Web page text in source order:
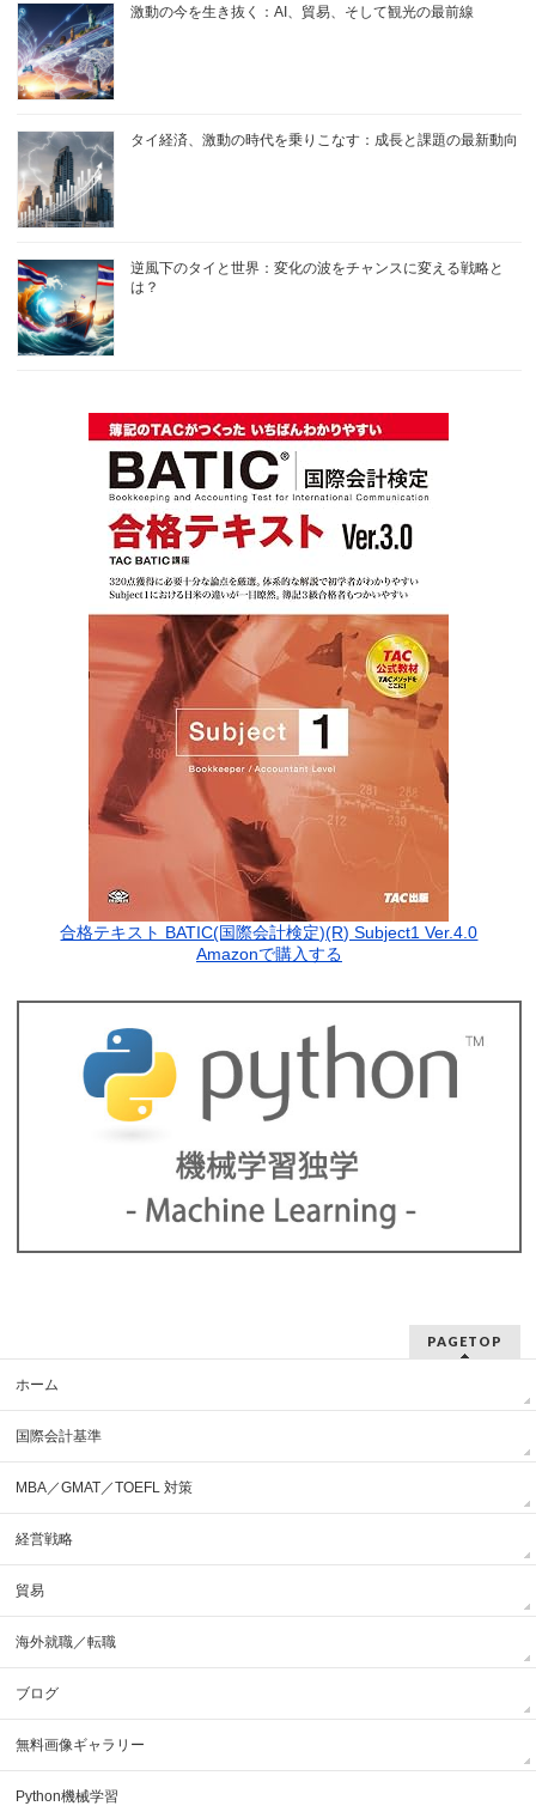
激動の今を生き抜く：AI、貿易、そして観光の最前線
タイ経済、激動の時代を乗りこなす：成長と課題の最新動向
逆風下のタイと世界：変化の波をチャンスに変える戦略と
は？
合格テキスト BATIC(国際会計検定)(R) Subject1 Ver.4.0
Amazonで購入する
PAGETOP
ホーム
国際会計基準
MBA／GMAT／TOEFL 対策
経営戦略
貿易
海外就職／転職
ブログ
無料画像ギャラリー
Python機械学習